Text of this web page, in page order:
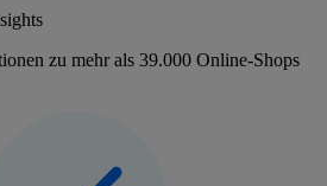
zu mehr als 39.000 Online-Shops